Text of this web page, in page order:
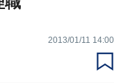
2013/01/11 14:00